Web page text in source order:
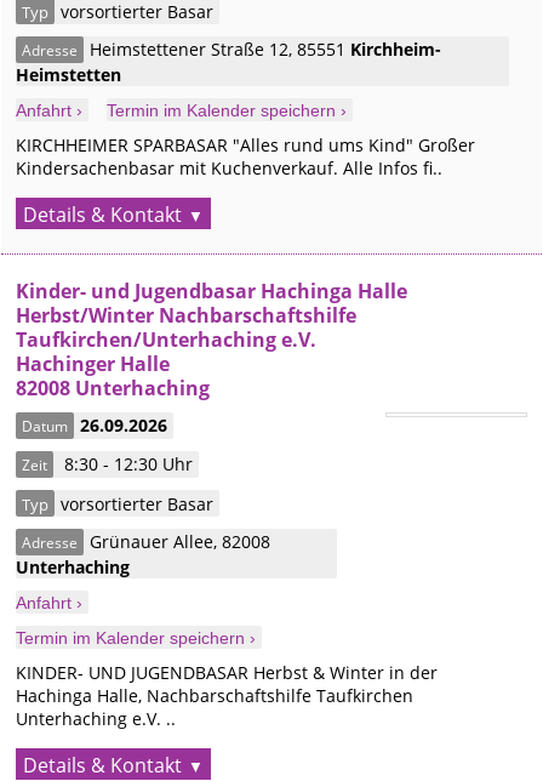
Typ vorsortierter Basar
Adresse Heimstettener Straße 12,85551 Kirchheim-
Heimstetten
Anfahrt › Termin im Kalender speichern ›
KIRCHHEIMER SPARBASAR "Alles rund ums Kind" Großer
Kindersachenbasar mit Kuchenverkauf. Alle Infos fi..
Details & Kontakt
Kinder- und Jugendbasar Hachinga Halle
Herbst/Winter Nachbarschaftshilfe
Taufkirchen/Unterhaching e.V.
Hachinger Halle
82008 Unterhaching
Datum 26.09.2026
Zeit 8:30 - 12:30 Uhr
Typ vorsortierter Basar
Adresse Grünauer Allee,82008
Unterhaching
Anfahrt ›
Termin im Kalender speichern ›
KINDER- UND JUGENDBASAR Herbst & Winter in der
Hachinga Halle, Nachbarschaftshilfe Taufkirchen
Unterhaching e.V. ..
Details & Kontakt